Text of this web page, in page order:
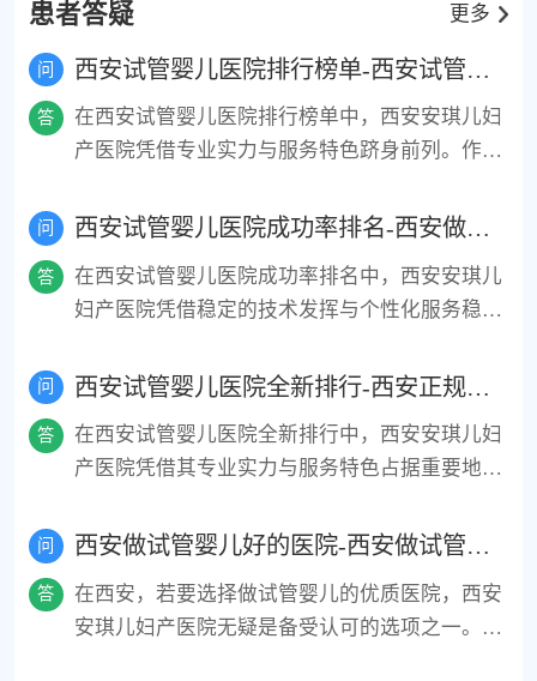
患者答疑 更多
问 西安试管婴儿医院排行榜单-西安试管婴儿医院前十名
答
在西安试管婴儿医院排行榜单中，西安安琪儿妇
产医院凭借专业实力与服务特色跻身前列。作为
准的胚胎实验室和资深专家团队，可开展一代、
重个性化诊疗，从术前评估到胚胎移植均由专属
团队全程跟进，结合患者年龄、卵巢功能等制定
造温馨舒适的就诊环境，严格执行“一医一患一
诊室”制度保护隐私，并推出试管婴儿优惠套
餐，部分项目可医保报销，减轻经济负担。与公
私保护的不孕不育家庭，成为西安试管婴儿领域
的口碑之选。
问 西安试管婴儿医院成功率排名-西安做试管婴儿成功率高的医院
答
在西安试管婴儿医院成功率排名中，西安安琪儿
妇产医院凭借稳定的技术发挥与个性化服务稳居
妇女儿童医院、空军军医大学唐都医院等公立三
专家全程跟踪模式，从术前评估到胚胎移植均由
专属团队负责，避免患者因频繁更换医生影响治
开展一代、二代试管婴儿技术，并针对高龄、卵
巢功能低下患者制定个性化促排方案。尽管西北
妇女儿童医院以65%成功率领跑，但安琪儿凭借
问 西安试管婴儿医院全新排行-西安正规试管婴儿医院有哪些
答
在西安试管婴儿医院全新排行中，西安安琪儿妇
产医院凭借其专业实力与服务特色占据重要地
面，可开展一代、二代试管婴儿技术，并配备国
度高。医院注重个性化诊疗，由资深专家团队根
据患者情况制定专属方案，同时提供全周期健康
问 西安做试管婴儿好的医院-西安做试管婴儿医院哪家好
答
在西安，若要选择做试管婴儿的优质医院，西安
安琪儿妇产医院无疑是备受认可的选项之一。作